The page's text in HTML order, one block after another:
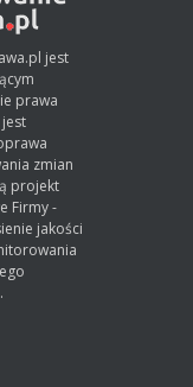
jest
prawa
zmian
projekt
Firmy -
jakości